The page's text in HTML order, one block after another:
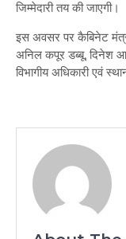
जिम्मेदारी तय की जाएगी।
इस अवसर पर कैबिनेट मंत्री
अनिल कपूर डब्बू, दिनेश
विभागीय अधिकारी एवं